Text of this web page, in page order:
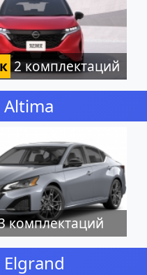
2 комплектаций
Altima
комплектаций